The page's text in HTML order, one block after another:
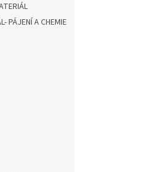
PÁJENÍ A CHEMIE